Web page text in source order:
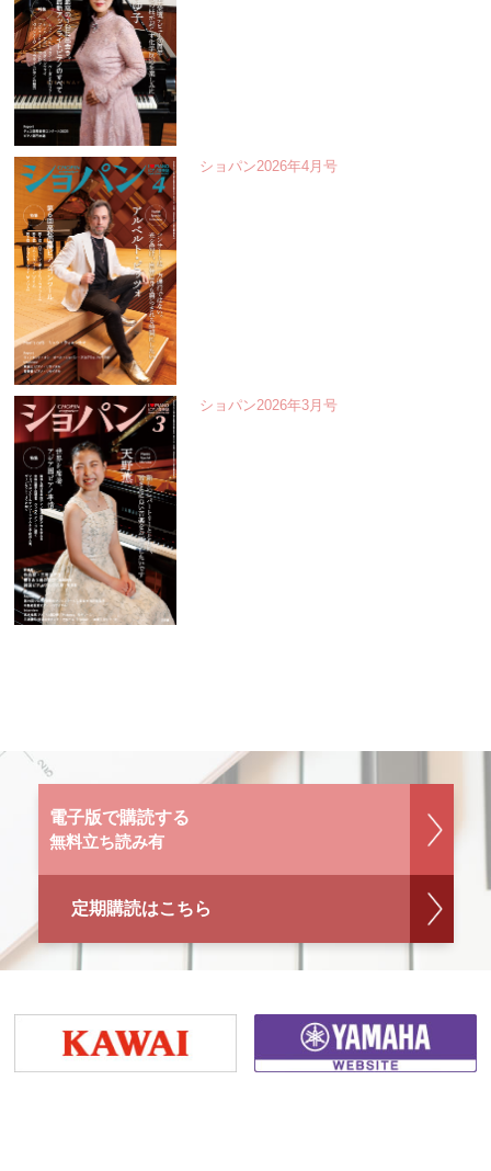
ショパン2026年4月号
ショパン2026年3月号
電子版で購読する
無料立ち読み有
定期購読はこちら